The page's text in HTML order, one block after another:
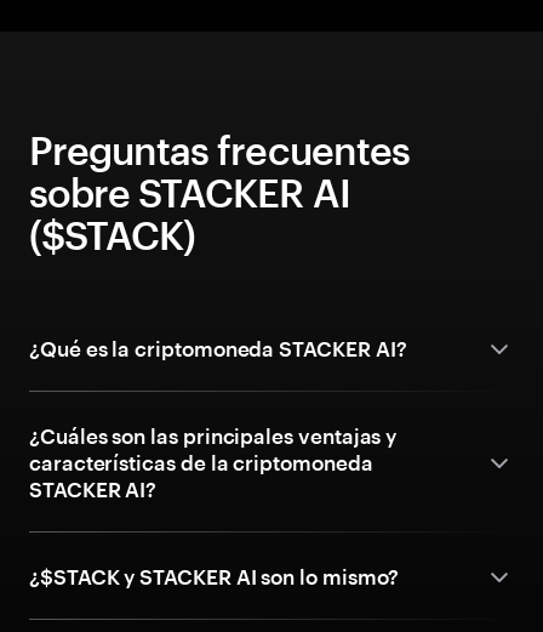
Preguntas frecuentes
sobre STACKER AI
($STACK)
¿Qué es la criptomoneda STACKER AI?
¿Cuáles son las principales ventajas y
características de la criptomoneda
STACKER AI?
¿$STACK y STACKER AI son lo mismo?